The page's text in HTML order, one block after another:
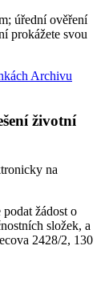
úřední ověření
prokážete svou
Archivu
životní
na
žádost o
složek, a
2428/2, 130